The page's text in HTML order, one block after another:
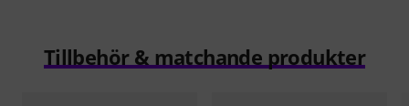
Tillbehör & matchande produkter